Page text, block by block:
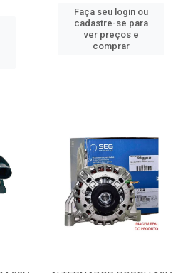
Faça seu login ou
cadastre-se para
ver preços e
comprar